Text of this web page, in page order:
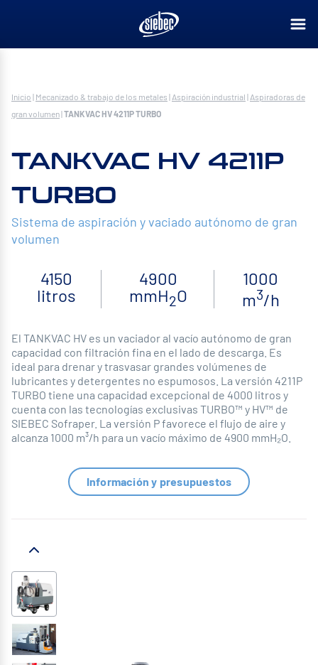
Inicio | Mecanizado & trabajo de los metales | Aspiración industrial | Aspiradoras de
gran volumen|TANKVAC HV 4211P TURBO
TANKVAC HV 4211P
TURBO
Sistema de aspiración y vaciado autónomo de gran
volumen
4150
litros
4900
mmH2O
1000
m3/h
El TANKVAC HV es un vaciador al vacío autónomo de gran
capacidad con filtración fina en el lado de descarga. Es
ideal para drenar y trasvasar grandes volúmenes de
lubricantes y detergentes no espumosos. La versión 4211P
TURBO tiene una capacidad excepcional de 4000 litros y
cuenta con las tecnologías exclusivas TURBO™ y HV™ de
SIEBEC Sofraper. La versión P favorece el flujo de aire y
alcanza 1000 m³/h para un vacío máximo de 4900 mmH₂O.
Información y presupuestos